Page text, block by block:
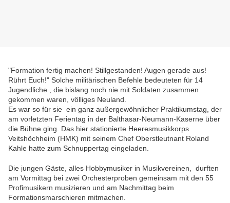
"Formation fertig machen! Stillgestanden! Augen gerade aus!
Rührt Euch!" Solche militärischen Befehle bedeuteten für 14
Jugendliche , die bislang noch nie mit Soldaten zusammen
gekommen waren, völliges Neuland.
Es war so für sie ein ganz außergewöhnlicher Praktikumstag, der
am vorletzten Ferientag in der Balthasar-Neumann-Kaserne über
die Bühne ging. Das hier stationierte Heeresmusikkorps
Veitshöchheim (HMK) mit seinem Chef Oberstleutnant Roland
Kahle hatte zum Schnuppertag eingeladen.
Die jungen Gäste, alles Hobbymusiker in Musikvereinen, durften
am Vormittag bei zwei Orchesterproben gemeinsam mit den 55
Profimusikern musizieren und am Nachmittag beim
Formationsmarschieren mitmachen.